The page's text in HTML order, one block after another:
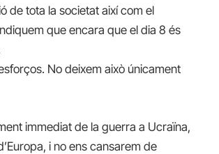
de tota la societat així com el
que encara que el dia 8 és
No deixem això únicament
immediat de la guerra a Ucraïna,
i no ens cansarem de